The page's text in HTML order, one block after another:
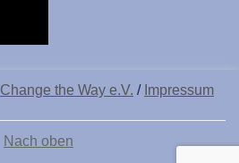
Change the Way e.V. / Impressum
Nach oben